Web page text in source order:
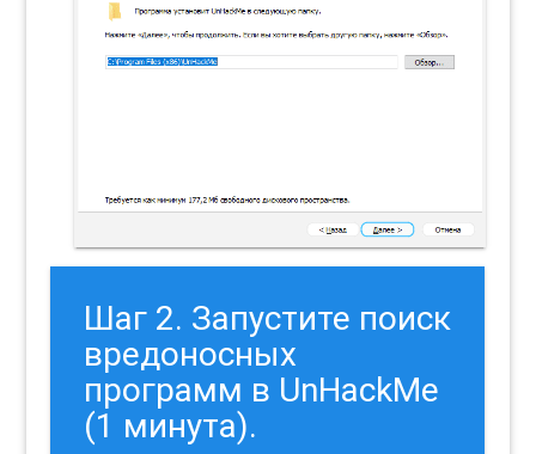
Шаг 2. Запустите поиск
вредоносных
программ в UnHackMe
(1 минута).